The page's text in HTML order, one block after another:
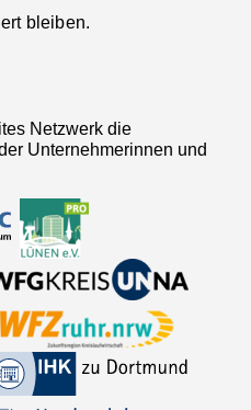
bleiben.
Netzwerk die
Unternehmerinnen und